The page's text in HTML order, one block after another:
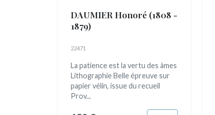
DAUMIER Honoré (1808 -
1879)
22471
La patience est la vertu des âmes
Lithographie Belle épreuve sur
papier vélin, issue du recueil
Prov...